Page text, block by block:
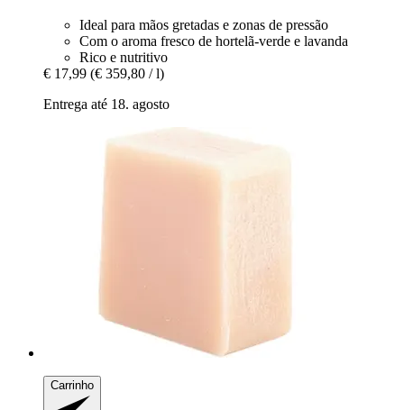
Ideal para mãos gretadas e zonas de pressão
Com o aroma fresco de hortelã-verde e lavanda
Rico e nutritivo
€ 17,99 (€ 359,80 / l)
Entrega até 18. agosto
Carrinho